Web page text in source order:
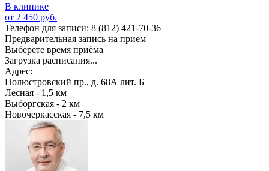
В клинике
от 2 450 руб.
Телефон для записи: 8 (812) 421-70-36
Предварительная запись на прием
Выберете время приёма
Загрузка расписания...
Адрес:
Полюстровский пр., д. 68А лит. Б
Лесная - 1,5 км
Выборгская - 2 км
Новочеркасская - 7,5 км